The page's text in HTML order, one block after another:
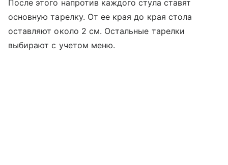
После этого напротив каждого стула ставят
основную тарелку. От ее края до края стола
оставляют около 2 см. Остальные тарелки
выбирают с учетом меню.